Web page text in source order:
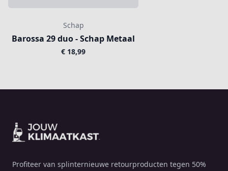
Schap
Barossa 29 duo - Schap Metaal
€ 18,99
Profiteer van splinternieuwe retourproducten tegen 50%